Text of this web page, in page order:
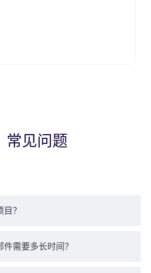
至中等厚度的金属；非常厚的板材则
其他工艺。.
热或处理不当都可能导致翘曲或尺寸
战
常见问题
？
需要多长时间？